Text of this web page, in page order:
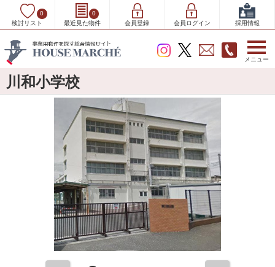
検討リスト
0
最近見た物件
0
会員登録
会員ログイン 採用情報
メニュー
川和小学校